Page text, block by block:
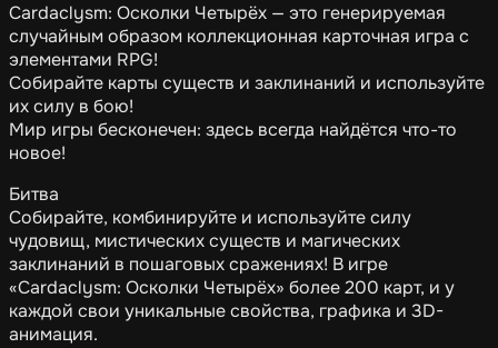
Cardaclysm: Осколки Четырёх — это генерируемая
случайным образом коллекционная карточная игра с
элементами RPG!
Собирайте карты существ и заклинаний и используйте
их силу в бою!
Мир игры бесконечен: здесь всегда найдётся что-то
новое!
Битва
Собирайте, комбинируйте и используйте силу
чудовищ, мистических существ и магических
заклинаний в пошаговых сражениях! В игре
«Cardaclysm: Осколки Четырёх» более 200 карт, и у
каждой свои уникальные свойства, графика и 3D-
анимация.